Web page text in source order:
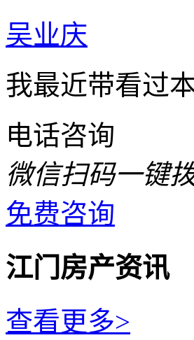
吴业庆
我最近带看过
电话咨询
微信扫码一键
免费咨询
江门房产资讯
查看更多>